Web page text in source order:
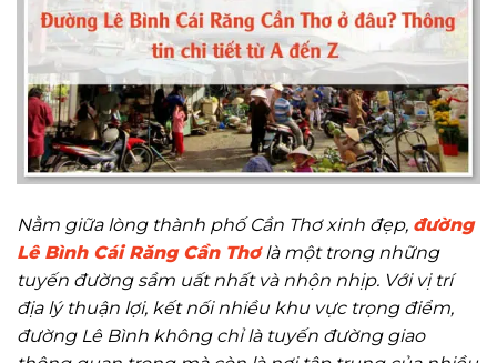
Nằm giữa lòng thành phố Cần Thơ xinh đẹp, đường
Lê Bình Cái Răng Cần Thơlà một trong những
tuyến đường sầm uất nhất và nhộn nhịp. Với vị trí
địa lý thuận lợi, kết nối nhiều khu vực trọng điểm,
đường Lê Bình không chỉ là tuyến đường giao